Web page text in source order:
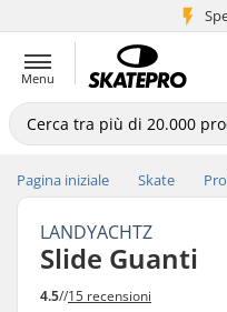
Menu
Pagina iniziale Skate
LANDYACHTZ
Slide Guanti
4.5//15 recensioni